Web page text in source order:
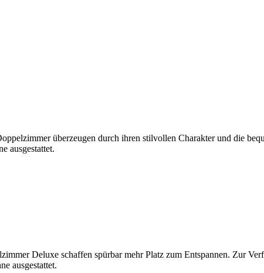
überzeugen durch ihren stilvollen Charakter und die
ausgestattet.
Deluxe schaffen spürbar mehr Platz zum Entspannen. Zur
ausgestattet.